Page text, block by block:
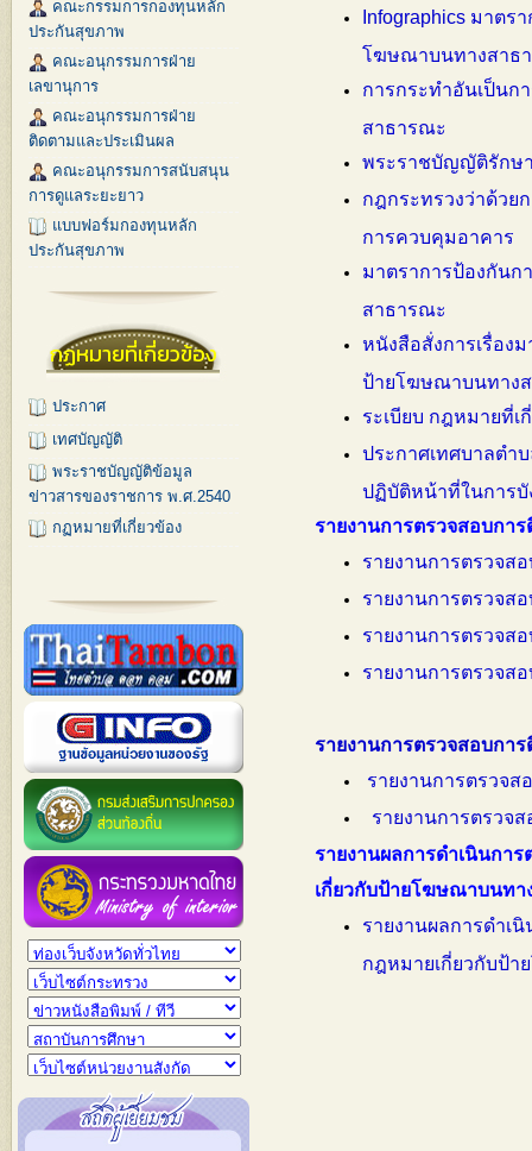
คณะกรรมการกองทุนหลัก
ประกันสุขภาพ
คณะอนุกรรมการฝ่าย
เลขานุการ
คณะอนุกรรมการฝ่าย
ติดตามและประเมินผล
คณะอนุกรรมการสนับสนุน
การดูแลระยะยาว
แบบฟอร์มกองทุนหลัก
ประกันสุขภาพ
กฏหมายที่เกี่ยวข้อง
ประกาศ
เทศบัญญัติ
พระราชบัญญัติข้อมูล
ข่าวสารของราชการ พ.ศ.2540
กฏหมายที่เกี่ยวข้อง
Infographics มาต
โฆษณาบนทางสาธ
การกระทำอันเป็นก
สาธารณะ
พระราชบัญญัติรักษา
กฎกระทรวงว่าด้วย
การควบคุมอาคาร
มาตราการป้องกันก
สาธารณะ
หนังสือสั่งการเรื่อง
ป้ายโฆษณาบนทาง
ระเบียบ กฎหมายที่เ
ประกาศเทศบาลตำ
ปฏิบัติหน้าที่ในการ
รายงานการตรวจสอบกา
รายงานการตรวจส
รายงานการตรวจส
รายงานการตรวจส
รายงานการตรวจส
รายงานการตรวจสอบกา
รายงานการตรวจ
รายงานการตรวจ
รายงานผลการดำเนินกา
เกี่ยวกับป้ายโฆษณาบนทา
รายงานผลการดำเ
กฎหมายเกี่ยวกับป้า